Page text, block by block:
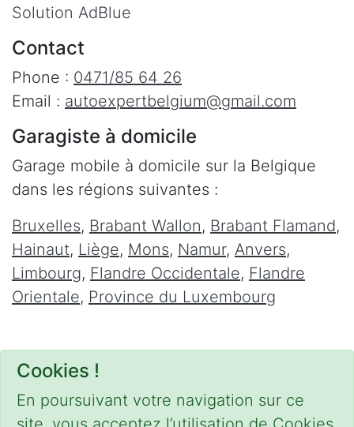
Cookies !
En poursuivant votre navigation sur ce
Solution AdBlue
Contact
Phone : 0471/85 64 26
Email : autoexpertbelgium@gmail.com
Garagiste à domicile
Garage mobile à domicile sur la Belgique
dans les régions suivantes :
Bruxelles, Brabant Wallon, Brabant Flamand,
Hainaut, Liège, Mons, Namur, Anvers,
Limbourg, Flandre Occidentale, Flandre
Orientale, Province du Luxembourg